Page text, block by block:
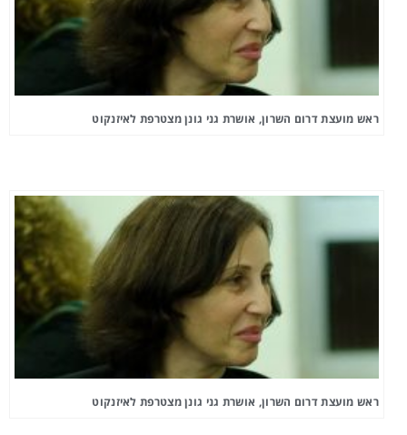
ראש מועצת דרום השרון, אושרת גני גונן מצטרפת לאיזנקוט
ראש מועצת דרום השרון, אושרת גני גונן מצטרפת לאיזנקוט